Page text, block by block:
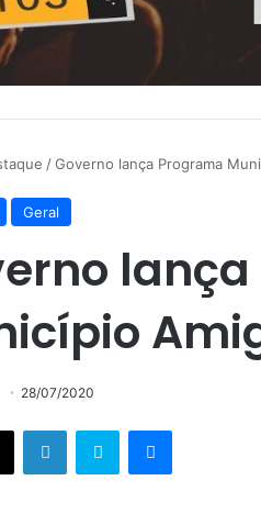
/Governo lança Programa
Geral
28/07/2020
X LinkedinSkype Messenger